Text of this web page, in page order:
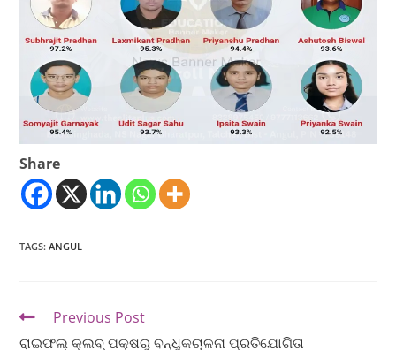
Share
TAGS:ANGUL
Previous Post
ରାଇଫଲ୍‌ କ୍ଲବ୍‌ ପକ୍ଷରୁ ବନ୍ଧୁକଚାଳନା ପ୍ରତିଯୋଗିତା